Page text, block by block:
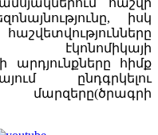
իսկ
արդյունքները հիմք
ընդգրկելու